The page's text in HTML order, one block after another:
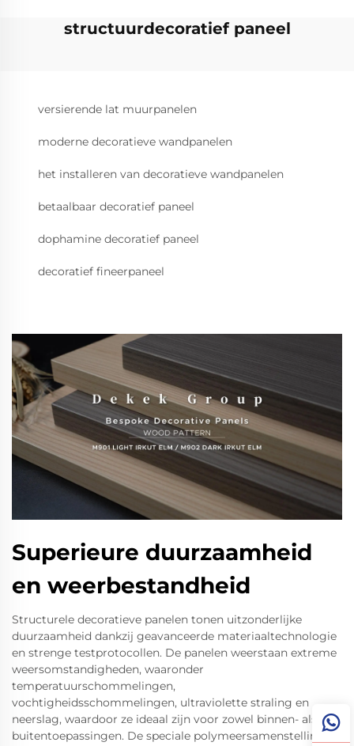
structuurdecoratief paneel
versierende lat muurpanelen
moderne decoratieve wandpanelen
het installeren van decoratieve wandpanelen
betaalbaar decoratief paneel
dophamine decoratief paneel
decoratief fineerpaneel
Superieure duurzaamheid
en weerbestandheid
Structurele decoratieve panelen tonen uitzonderlijke
duurzaamheid dankzij geavanceerde materiaaltechnologie
en strenge testprotocollen. De panelen weerstaan extreme
weersomstandigheden, waaronder
temperatuurschommelingen,
vochtigheidsschommelingen, ultraviolette straling en
neerslag, waardoor ze ideaal zijn voor zowel binnen- als
buitentoepassingen. De speciale polymeersamenstellingen